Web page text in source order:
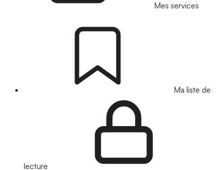
Mes services
Ma liste de
lecture